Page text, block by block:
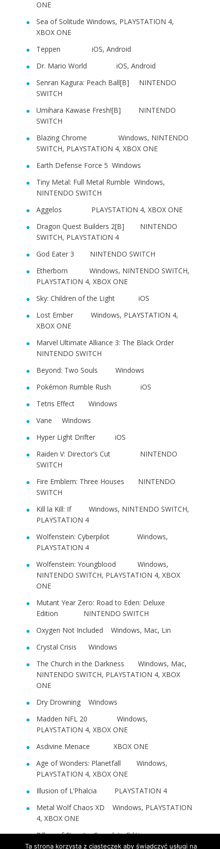
ONE
Sea of Solitude Windows, PLAYSTATION 4,
XBOX ONE
Teppen iOS, Android
Dr. Mario World iOS, Android
Senran Kagura: Peach Ball[B] NINTENDO
SWITCH
Umihara Kawase Fresh![B] NINTENDO
SWITCH
Blazing Chrome Windows, NINTENDO
SWITCH, PLAYSTATION 4, XBOX ONE
Earth Defense Force 5 Windows
Tiny Metal: Full Metal Rumble Windows,
NINTENDO SWITCH
Aggelos PLAYSTATION 4, XBOX ONE
Dragon Quest Builders 2[B] NINTENDO
SWITCH, PLAYSTATION 4
God Eater 3 NINTENDO SWITCH
Etherborn Windows, NINTENDO SWITCH,
PLAYSTATION 4, XBOX ONE
Sky: Children of the Light iOS
Lost Ember Windows, PLAYSTATION 4,
XBOX ONE
Marvel Ultimate Alliance 3: The Black Order
NINTENDO SWITCH
Beyond: Two Souls Windows
Pokémon Rumble Rush iOS
Tetris Effect Windows
Vane Windows
Hyper Light Drifter iOS
Raiden V: Director’s Cut NINTENDO
SWITCH
Fire Emblem: Three Houses NINTENDO
SWITCH
Kill la Kill: If Windows, NINTENDO SWITCH,
PLAYSTATION 4
Wolfenstein: Cyberpilot Windows,
PLAYSTATION 4
Wolfenstein: Youngblood Windows,
NINTENDO SWITCH, PLAYSTATION 4, XBOX
ONE
Mutant Year Zero: Road to Eden: Deluxe
Edition NINTENDO SWITCH
Oxygen Not Included Windows, Mac, Lin
Crystal Crisis Windows
The Church in the Darkness Windows, Mac,
NINTENDO SWITCH, PLAYSTATION 4, XBOX
ONE
Dry Drowning Windows
Madden NFL 20 Windows,
PLAYSTATION 4, XBOX ONE
Asdivine Menace XBOX ONE
Age of Wonders: Planetfall Windows,
PLAYSTATION 4, XBOX ONE
Illusion of L’Phalcia PLAYSTATION 4
Metal Wolf Chaos XD Windows, PLAYSTATION
4, XBOX ONE
Pillars of Eternity: Complete Edition
NINTENDO SWITCH
Ta strona korzysta z ciasteczek aby świadczyć usługi na